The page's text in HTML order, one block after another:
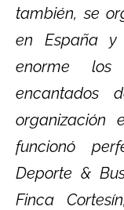
también, se
en España
enorme los
organización
funcionó
Deporte &
Finca